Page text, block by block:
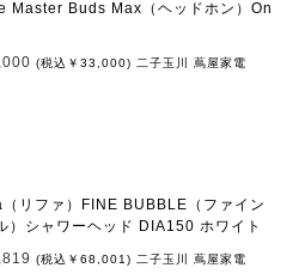
Master Buds Max（ヘッドホン）On
(税込 ￥33,000) 二子玉川 蔦屋家電
（リファ）FINE BUBBLE（ファイン
バブル）シャワーヘッド DIA150 ホワイト
(税込 ￥68,001) 二子玉川 蔦屋家電